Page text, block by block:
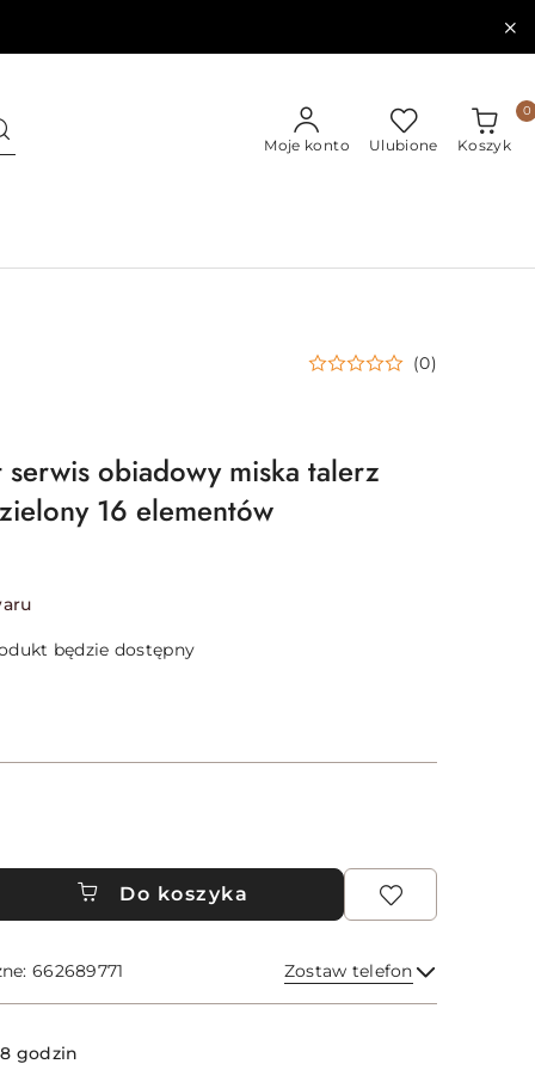
Moje konto Ulubione Koszyk
0
(0)
serwis obiadowy miska talerz
16 elementów
będzie dostępny
Do koszyka
662689771 Zostaw telefon
Wyślij
godzin